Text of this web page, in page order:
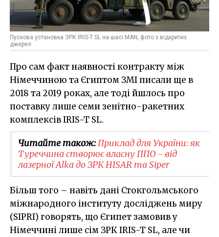
Пускова установка ЗРК IRIS-T SL на шасі MAN, фото з відкритих
джерел
Про сам факт наявності контракту між
Німеччиною та Єгиптом ЗМІ писали ще в
2018 та 2019 роках, але тоді йшлось про
поставку лише семи зенітно-ракетних
комплексів IRIS-T SL.
Читайте також:Приклад для України: як
Туреччина створює власну ППО - від
лазерної Alka до ЗРК HISAR та Siper
Більш того – навіть дані Стокгольмського
міжнародного інституту досліджень миру
(SIPRI) говорять, що Єгипет замовив у
Німеччині лише сім ЗРК IRIS-T SL, але чи